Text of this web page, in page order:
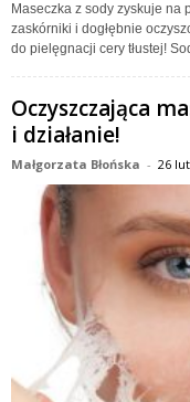
Maseczka z sody zyskuje na
zaskórniki i dogłębnie
do pielęgnacji cery tłustej!
Oczyszczająca
i działanie!
Małgorzata Błońska - 26